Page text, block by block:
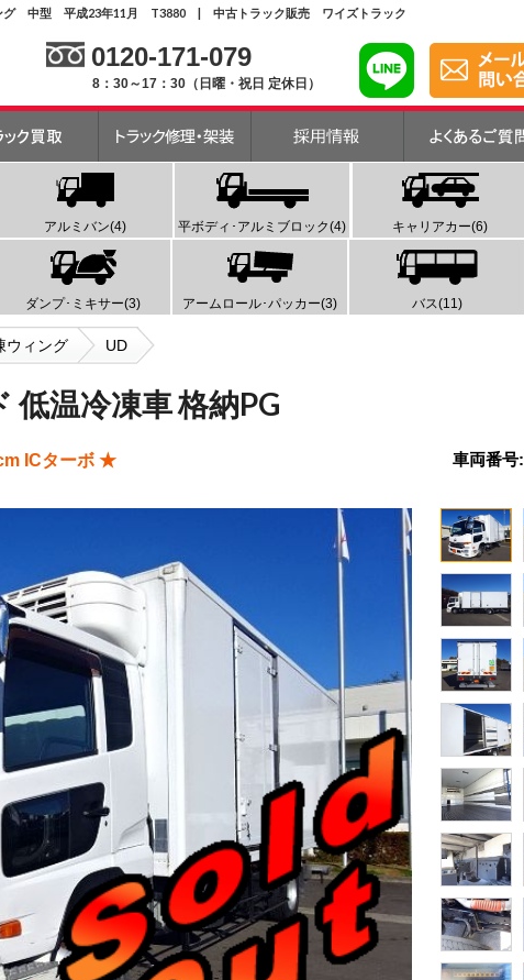
ング 中型 平成23年11月 T3880 | 中古トラック販売 ワイズトラック
0120-171-079
8：30～17：30（日曜・祝日 定休日）
アルミバン(4) 平ボディ･アルミブロック(4) キャリアカー(6)
ダンプ･ミキサー(3) アームロール･パッカー(3) バス(11)
ウィング UD
低温冷凍車 格納PG
ICターボ ★ 車両番号: